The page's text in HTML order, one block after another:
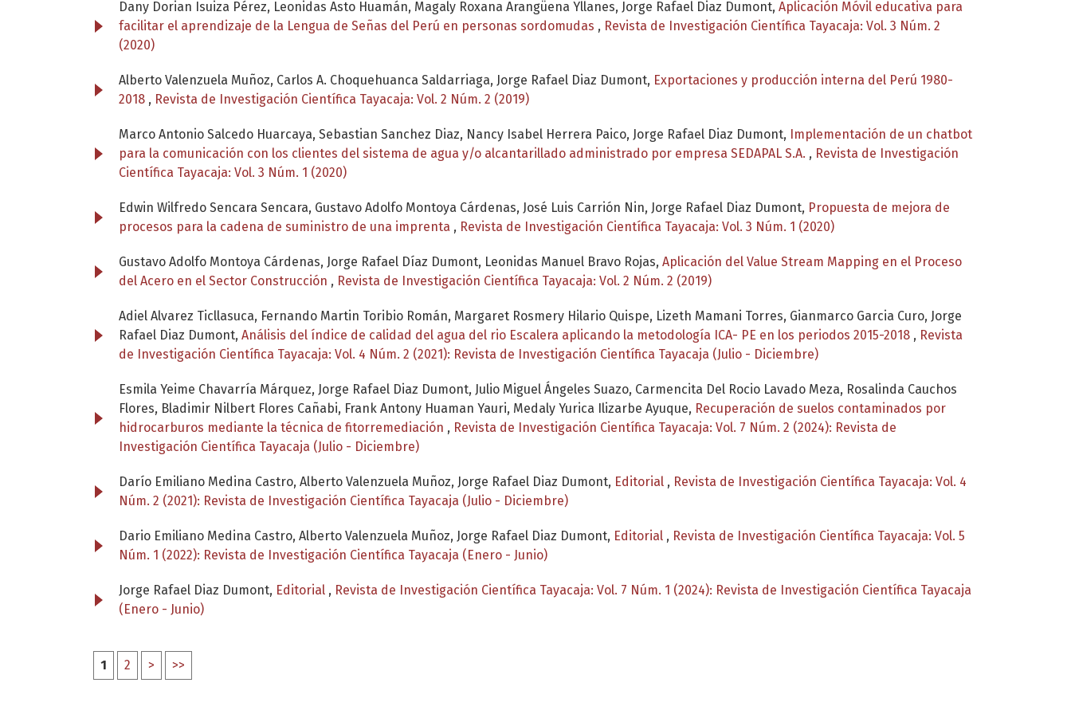
Dany Dorian Isuiza Pérez, Leonidas Asto Huamán, Magaly Roxana Arangüena Yllanes, Jorge Rafael Diaz Dumont, Aplicación Móvil educativa para
facilitar el aprendizaje de la Lengua de Señas del Perú en personas sordomudas , Revista de Investigación Científica Tayacaja: Vol. 3 Núm. 2
(2020)
Alberto Valenzuela Muñoz, Carlos A. Choquehuanca Saldarriaga, Jorge Rafael Diaz Dumont, Exportaciones y producción interna del Perú 1980-
2018 , Revista de Investigación Científica Tayacaja: Vol. 2 Núm. 2 (2019)
Marco Antonio Salcedo Huarcaya, Sebastian Sanchez Diaz, Nancy Isabel Herrera Paico, Jorge Rafael Diaz Dumont, Implementación de un chatbot
para la comunicación con los clientes del sistema de agua y/o alcantarillado administrado por empresa SEDAPAL S.A. , Revista de Investigación
Científica Tayacaja: Vol. 3 Núm. 1 (2020)
Edwin Wilfredo Sencara Sencara, Gustavo Adolfo Montoya Cárdenas, José Luis Carrión Nin, Jorge Rafael Diaz Dumont, Propuesta de mejora de
procesos para la cadena de suministro de una imprenta , Revista de Investigación Científica Tayacaja: Vol. 3 Núm. 1 (2020)
Gustavo Adolfo Montoya Cárdenas, Jorge Rafael Díaz Dumont, Leonidas Manuel Bravo Rojas, Aplicación del Value Stream Mapping en el Proceso
del Acero en el Sector Construcción , Revista de Investigación Científica Tayacaja: Vol. 2 Núm. 2 (2019)
Adiel Alvarez Ticllasuca, Fernando Martin Toribio Román, Margaret Rosmery Hilario Quispe, Lizeth Mamani Torres, Gianmarco Garcia Curo, Jorge
Rafael Diaz Dumont, Análisis del índice de calidad del agua del rio Escalera aplicando la metodología ICA- PE en los periodos 2015-2018 , Revista
de Investigación Científica Tayacaja: Vol. 4 Núm. 2 (2021): Revista de Investigación Científica Tayacaja (Julio - Diciembre)
Esmila Yeime Chavarría Márquez, Jorge Rafael Diaz Dumont, Julio Miguel Ángeles Suazo, Carmencita Del Rocio Lavado Meza, Rosalinda Cauchos
Flores, Bladimir Nilbert Flores Cañabi, Frank Antony Huaman Yauri, Medaly Yurica Ilizarbe Ayuque, Recuperación de suelos contaminados por
hidrocarburos mediante la técnica de fitorremediación , Revista de Investigación Científica Tayacaja: Vol. 7 Núm. 2 (2024): Revista de
Investigación Científica Tayacaja (Julio - Diciembre)
Darío Emiliano Medina Castro, Alberto Valenzuela Muñoz, Jorge Rafael Diaz Dumont, Editorial , Revista de Investigación Científica Tayacaja: Vol. 4
Núm. 2 (2021): Revista de Investigación Científica Tayacaja (Julio - Diciembre)
Dario Emiliano Medina Castro, Alberto Valenzuela Muñoz, Jorge Rafael Diaz Dumont, Editorial , Revista de Investigación Científica Tayacaja: Vol. 5
Núm. 1 (2022): Revista de Investigación Científica Tayacaja (Enero - Junio)
Jorge Rafael Diaz Dumont, Editorial , Revista de Investigación Científica Tayacaja: Vol. 7 Núm. 1 (2024): Revista de Investigación Científica Tayacaja
(Enero - Junio)
1 2 > >>